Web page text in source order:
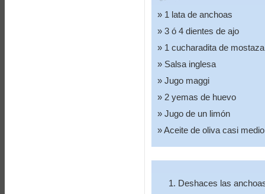
1 lata de anchoas
3 ó 4 dientes de ajo
1 cucharadita de mostaza
Salsa inglesa
Jugo maggi
2 yemas de huevo
Jugo de un limón
Aceite de oliva casi
Deshaces las